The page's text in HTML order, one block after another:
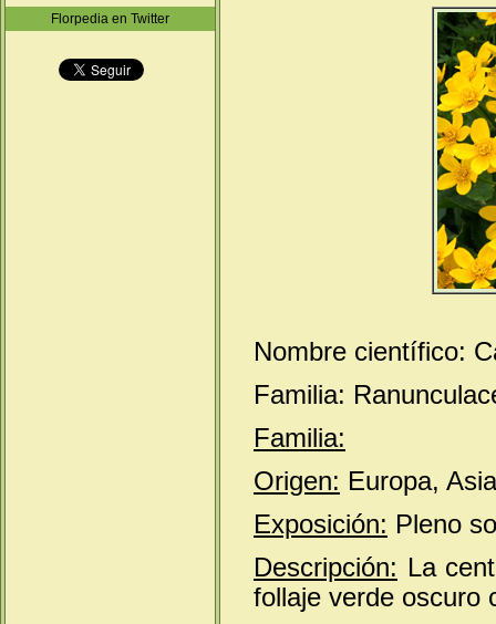
Florpedia en Twitter
Nombre científico:
Familia:
Familia:
Origen: Europa,
Exposición: Pleno
Descripción: La
follaje verde oscuro